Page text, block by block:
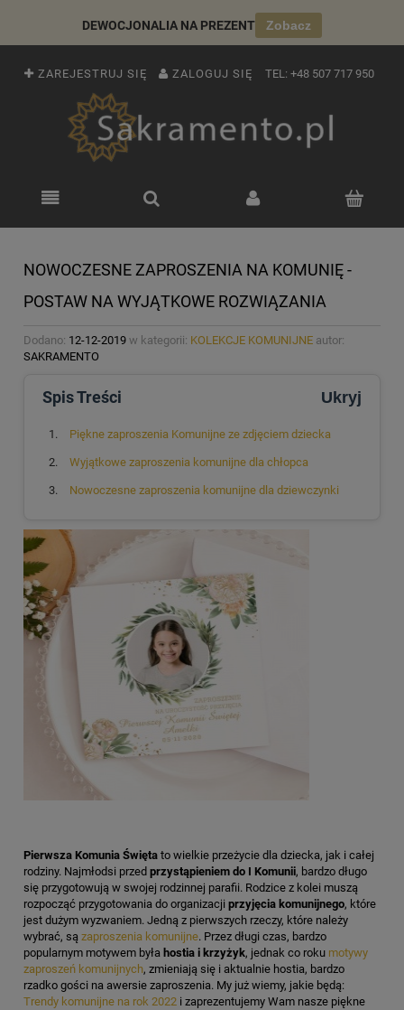
DEWOCJONALIA NA PREZENT Zobacz
ZAREJESTRUJ SIĘ ZALOGUJ SIĘ TEL: +48 507 717 950
NOWOCZESNE ZAPROSZENIA NA KOMUNIĘ -
POSTAW NA WYJĄTKOWE ROZWIĄZANIA
Dodano: 12-12-2019 w kategorii: KOLEKCJE KOMUNIJNE autor:
SAKRAMENTO
Spis Treści Ukryj
Piękne zaproszenia Komunijne ze zdjęciem dziecka
Wyjątkowe zaproszenia komunijne dla chłopca
Nowoczesne zaproszenia komunijne dla dziewczynki
Pierwsza Komunia Święta to wielkie przeżycie dla dziecka, jak i całej
rodziny. Najmłodsi przed przystąpieniem do I Komunii, bardzo długo
się przygotowują w swojej rodzinnej parafii. Rodzice z kolei muszą
rozpocząć przygotowania do organizacji przyjęcia komunijnego, które
jest dużym wyzwaniem. Jedną z pierwszych rzeczy, które należy
wybrać, są zaproszenia komunijne. Przez długi czas, bardzo
popularnym motywem była hostia i krzyżyk, jednak co roku motywy
zaproszeń komunijnych, zmieniają się i aktualnie hostia, bardzo
rzadko gości na awersie zaproszenia. My już wiemy, jakie będą:
Trendy komunijne na rok 2022 i zaprezentujemy Wam nasze piękne